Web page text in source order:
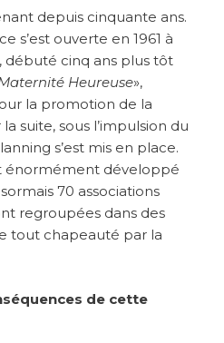
depuis cinquante ans.
s’est ouverte en 1961 à
débuté cinq ans plus tôt
Heureuse»,
la promotion de la
suite, sous l’impulsion du
s’est mis en place.
énormément développé
70 associations
regroupées dans des
tout chapeauté par la
de cette